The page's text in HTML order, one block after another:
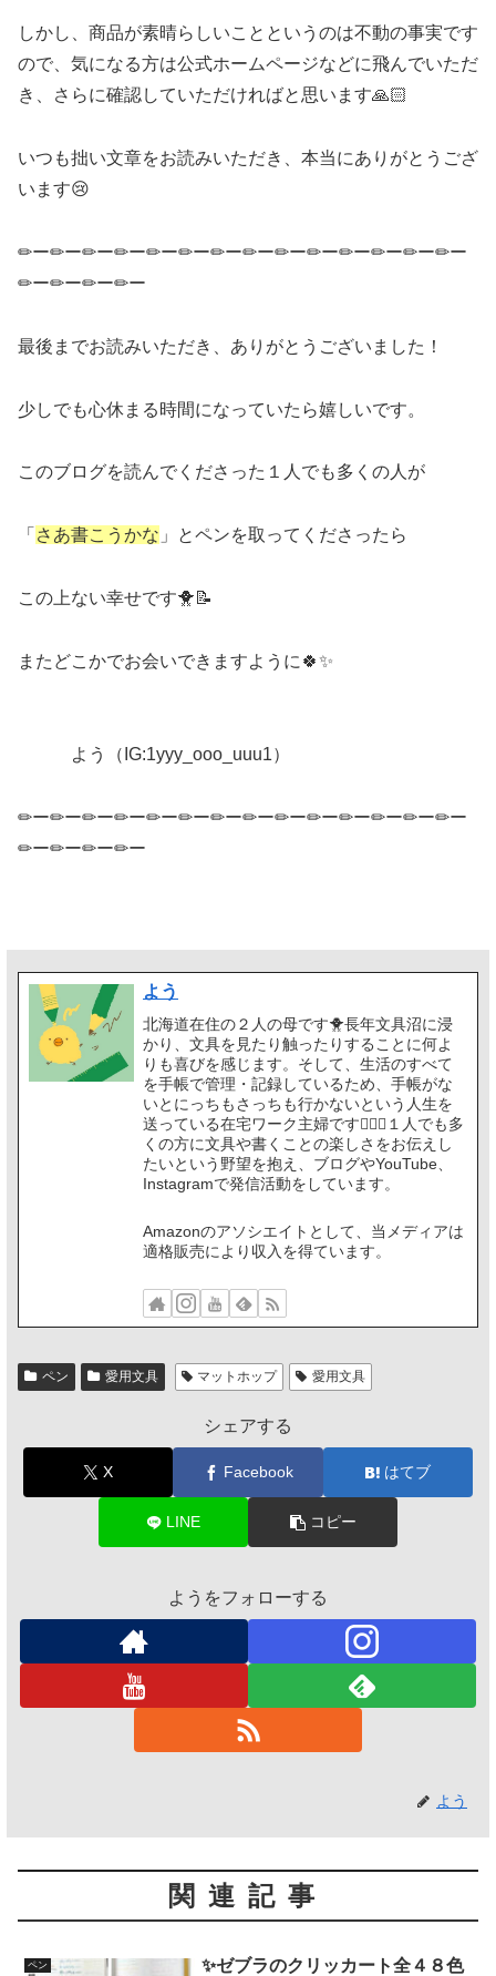
しかし、商品が素晴らしいことというのは不動の事実です
ので、気になる方は公式ホームページなどに飛んでいただ
き、さらに確認していただければと思います🙏🏻
いつも拙い文章をお読みいただき、本当にありがとうござ
います😢
✏ー✏ー✏ー✏ー✏ー✏ー✏ー✏ー✏ー✏ー✏ー✏ー✏ー✏ー
✏ー✏ー✏ー✏ー
最後までお読みいただき、ありがとうございました！
少しでも心休まる時間になっていたら嬉しいです。
このブログを読んでくださった１人でも多くの人が
「 さあ書こうかな 」とペンを取ってくださったら
この上ない幸せです🐥📝
またどこかでお会いできますように🍀✨
よう（IG:1yyy_ooo_uuu1）
✏ー✏ー✏ー✏ー✏ー✏ー✏ー✏ー✏ー✏ー✏ー✏ー✏ー✏ー
✏ー✏ー✏ー✏ー
よう
北海道在住の２人の母です🐥長年文具沼に浸
かり、文具を見たり触ったりすることに何よ
りも喜びを感じます。そして、生活のすべて
を手帳で管理・記録しているため、手帳がな
いとにっちもさっちも行かないという人生を
送っている在宅ワーク主婦です🙋🏻‍♀️１人でも多
くの方に文具や書くことの楽しさをお伝えし
たいという野望を抱え、ブログやYouTube、
Instagramで発信活動をしています。
Amazonのアソシエイトとして、当メディアは
適格販売により収入を得ています。
ペン 愛用文具 マットホップ 愛用文具
シェアする
X Facebook はてブ
LINE コピー
ようをフォローする
よう
関連記事
ペン
✨ゼブラのクリッカート全４８色